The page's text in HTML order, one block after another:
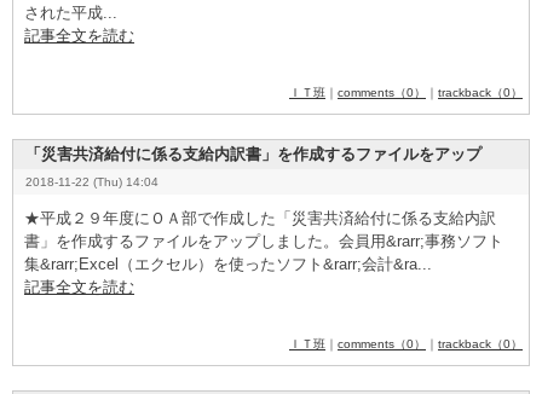
された平成...
記事全文を読む
ＩＴ班 ｜ comments（0） ｜ trackback（0）
「災害共済給付に係る支給内訳書」を作成するファイルをアップ
2018-11-22 (Thu) 14:04
★平成２９年度にＯＡ部で作成した「災害共済給付に係る支給内訳
書」を作成するファイルをアップしました。会員用&­r­a­r­r­;事務ソフト
集&­r­a­r­r­;E­x­c­e ­（エクセル）を使ったソフト&­r­a­r­r­;会計&­r­a
記事全文を読む
ＩＴ班 ｜ comments（0） ｜ trackback（0）